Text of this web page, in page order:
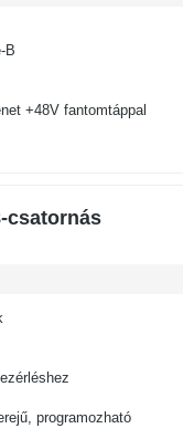
B
+48V fantomtáppal
csatornás
programozható